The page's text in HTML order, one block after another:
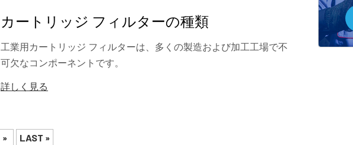
カートリッジ フィルターの種類
工業用カートリッジ フィルターは、多くの製造および加工工場で不
可欠なコンポーネントです。
詳しく見る
» LAST »